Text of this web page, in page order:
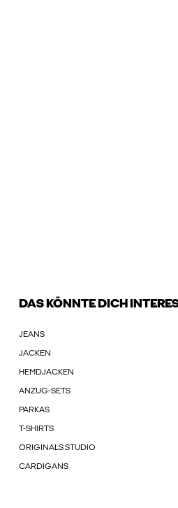
DAS KÖNNTE DICH
JEANS
JACKEN
HEMDJACKEN
ANZUG-SETS
PARKAS
T-SHIRTS
ORIGINALS STUDIO
CARDIGANS